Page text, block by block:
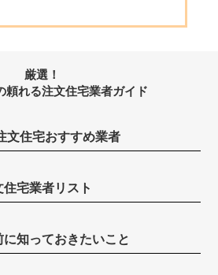
厳選！
頼れる注文住宅業者ガイド
文住宅おすすめ業者
宅業者リスト
知っておきたいこと